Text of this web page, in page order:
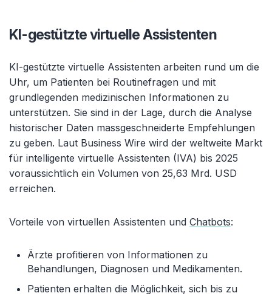
KI-gestützte virtuelle Assistenten
KI-gestützte virtuelle Assistenten arbeiten rund um die
Uhr, um Patienten bei Routinefragen und mit
grundlegenden medizinischen Informationen zu
unterstützen. Sie sind in der Lage, durch die Analyse
historischer Daten massgeschneiderte Empfehlungen
zu geben. Laut Business Wire wird der weltweite Markt
für intelligente virtuelle Assistenten (IVA) bis 2025
voraussichtlich ein Volumen von 25,63 Mrd. USD
erreichen.
Vorteile von virtuellen Assistenten und Chatbots:
Ärzte profitieren von Informationen zu
Behandlungen, Diagnosen und Medikamenten.
Patienten erhalten die Möglichkeit, sich bis zu